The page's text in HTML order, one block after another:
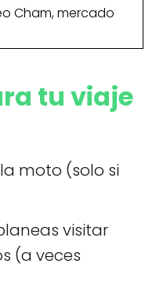
Cham, mercado
tu viaje
moto (solo si
visitar
(a veces